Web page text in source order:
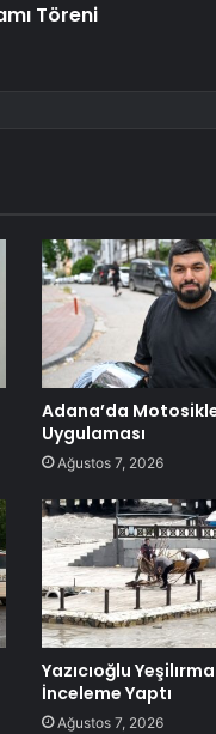
Töreni
Adana’da
Uygulaması
Ağustos 7, 2026
Yazıcıoğlu
İnceleme Yaptı
Ağustos 7, 2026